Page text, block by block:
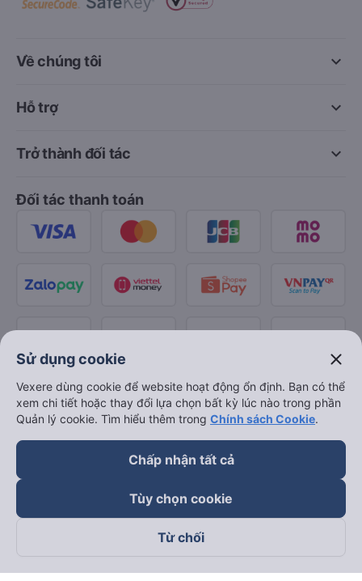
keyboard_arrow_down
Về chúng tôi
keyboard_arrow_down
Hỗ trợ
keyboard_arrow_down
Trở thành đối tác
Đối tác thanh toán
Theo dõi chúng tôi trên
Sử dụng cookie close
Vexere dùng cookie để website hoạt động ổn định. Bạn có thể
xem chi tiết hoặc thay đổi lựa chọn bất kỳ lúc nào trong phần
Quản lý cookie. Tìm hiểu thêm trong Chính sách Cookie.
Chấp nhận tất cả
Tùy chọn cookie
Từ chối